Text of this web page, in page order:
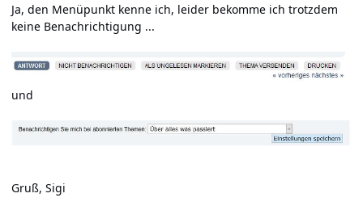
Ja, den Menüpunkt kenne ich, leider bekomme ich trotzdem
keine Benachrichtigung ...
und
Gruß, Sigi